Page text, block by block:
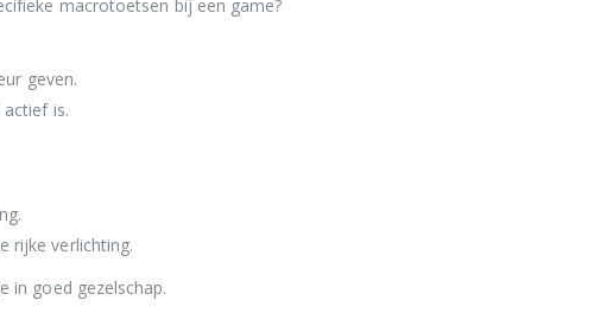
macrotoetsen bij een game?
geven.
is.
rijke verlichting.
in goed gezelschap.